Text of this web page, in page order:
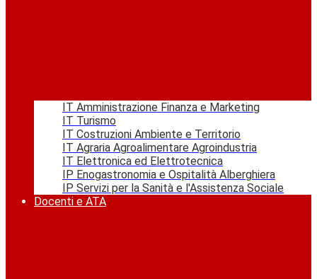
IT Amministrazione Finanza e Marketing
IT Turismo
IT Costruzioni Ambiente e Territorio
IT Agraria Agroalimentare Agroindustria
IT Elettronica ed Elettrotecnica
IP Enogastronomia e Ospitalità Alberghiera
IP Servizi per la Sanità e l'Assistenza Sociale
Docenti e ATA